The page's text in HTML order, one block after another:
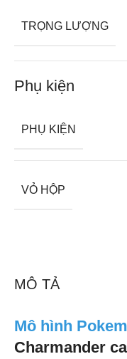
MÔ TẢ
Mô hình
Charmander
TRỌNG LƯỢNG
Phụ kiện
PHỤ KIỆN
VỎ HỘP